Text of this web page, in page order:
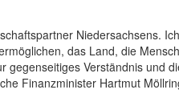
Niedersachsens.
das Land, die
Verständnis und
Finanzminister Hartmut